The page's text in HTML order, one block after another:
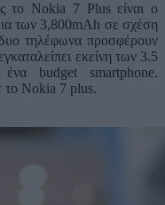
το Nokia 7 Plus είναι ο
των 3,800mAh σε σχέση
τηλέφωνα προσφέρουν
εκείνη των 3.5
ένα budget smartphone.
το Nokia 7 plus.